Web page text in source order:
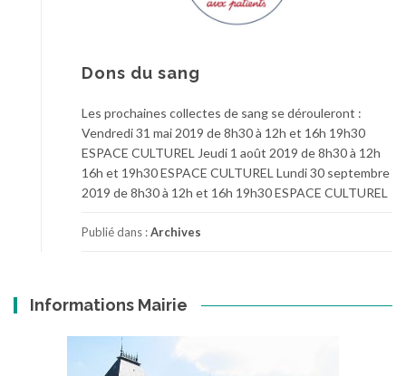
Dons du sang
Les prochaines collectes de sang se dérouleront :
Vendredi 31 mai 2019 de 8h30 à 12h et 16h 19h30
ESPACE CULTUREL Jeudi 1 août 2019 de 8h30 à 12h
16h et 19h30 ESPACE CULTUREL Lundi 30 septembre
2019 de 8h30 à 12h et 16h 19h30 ESPACE CULTUREL
Publié dans :Archives
Informations Mairie